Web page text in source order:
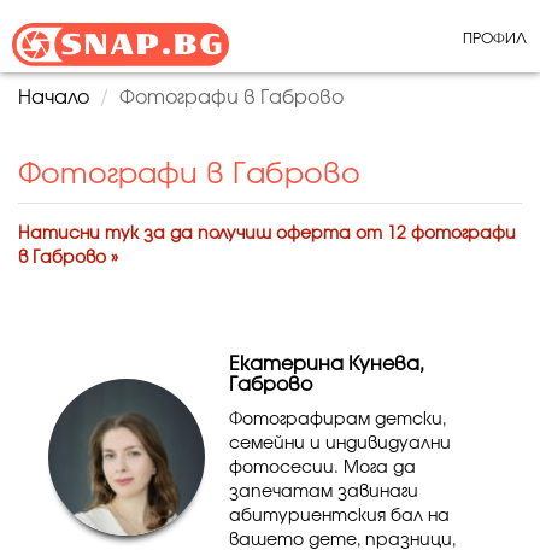
ПРОФИЛ
Начало Фотографи в Габрово
Фотографи в Габрово
Натисни тук за да получиш оферта от 12 фотографи
в Габрово »
Екатерина Кунева,
Габрово
Фотографирам детски,
семейни и индивидуални
фотосесии. Мога да
запечатам завинаги
абитуриентския бал на
вашето дете, празници,